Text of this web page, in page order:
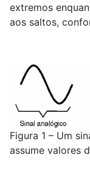
extremos
aos saltos,
Figura 1 – Um
assume valores